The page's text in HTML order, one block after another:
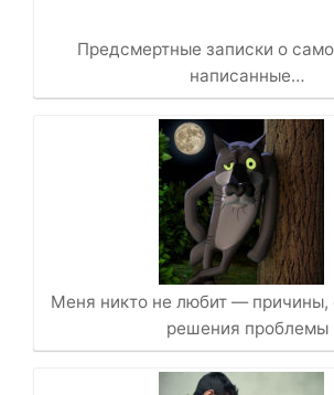
Предсмертные записки о
написанные…
Меня никто не любит — причины,
решения проблемы